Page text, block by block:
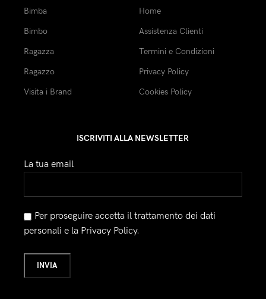
Bimba
Bimbo
Ragazza
Ragazzo
Visita i Brand
Home
Assistenza Clienti
Termini e Condizioni
Privacy Policy
Cookies Policy
ISCRIVITI ALLA NEWSLETTER
La tua email
Per proseguire accetta il trattamento dei dati
personali e la Privacy Policy.